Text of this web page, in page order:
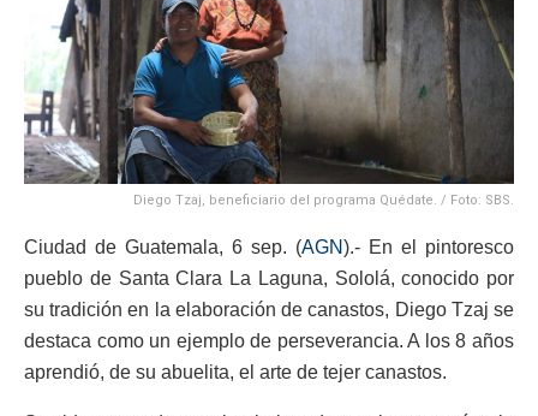
Diego Tzaj, beneficiario del programa Quédate. / Foto: SBS.
Ciudad de Guatemala, 6 sep. (AGN).- En el pintoresco
pueblo de Santa Clara La Laguna, Sololá, conocido por
su tradición en la elaboración de canastos, Diego Tzaj se
destaca como un ejemplo de perseverancia. A los 8 años
aprendió, de su abuelita, el arte de tejer canastos.